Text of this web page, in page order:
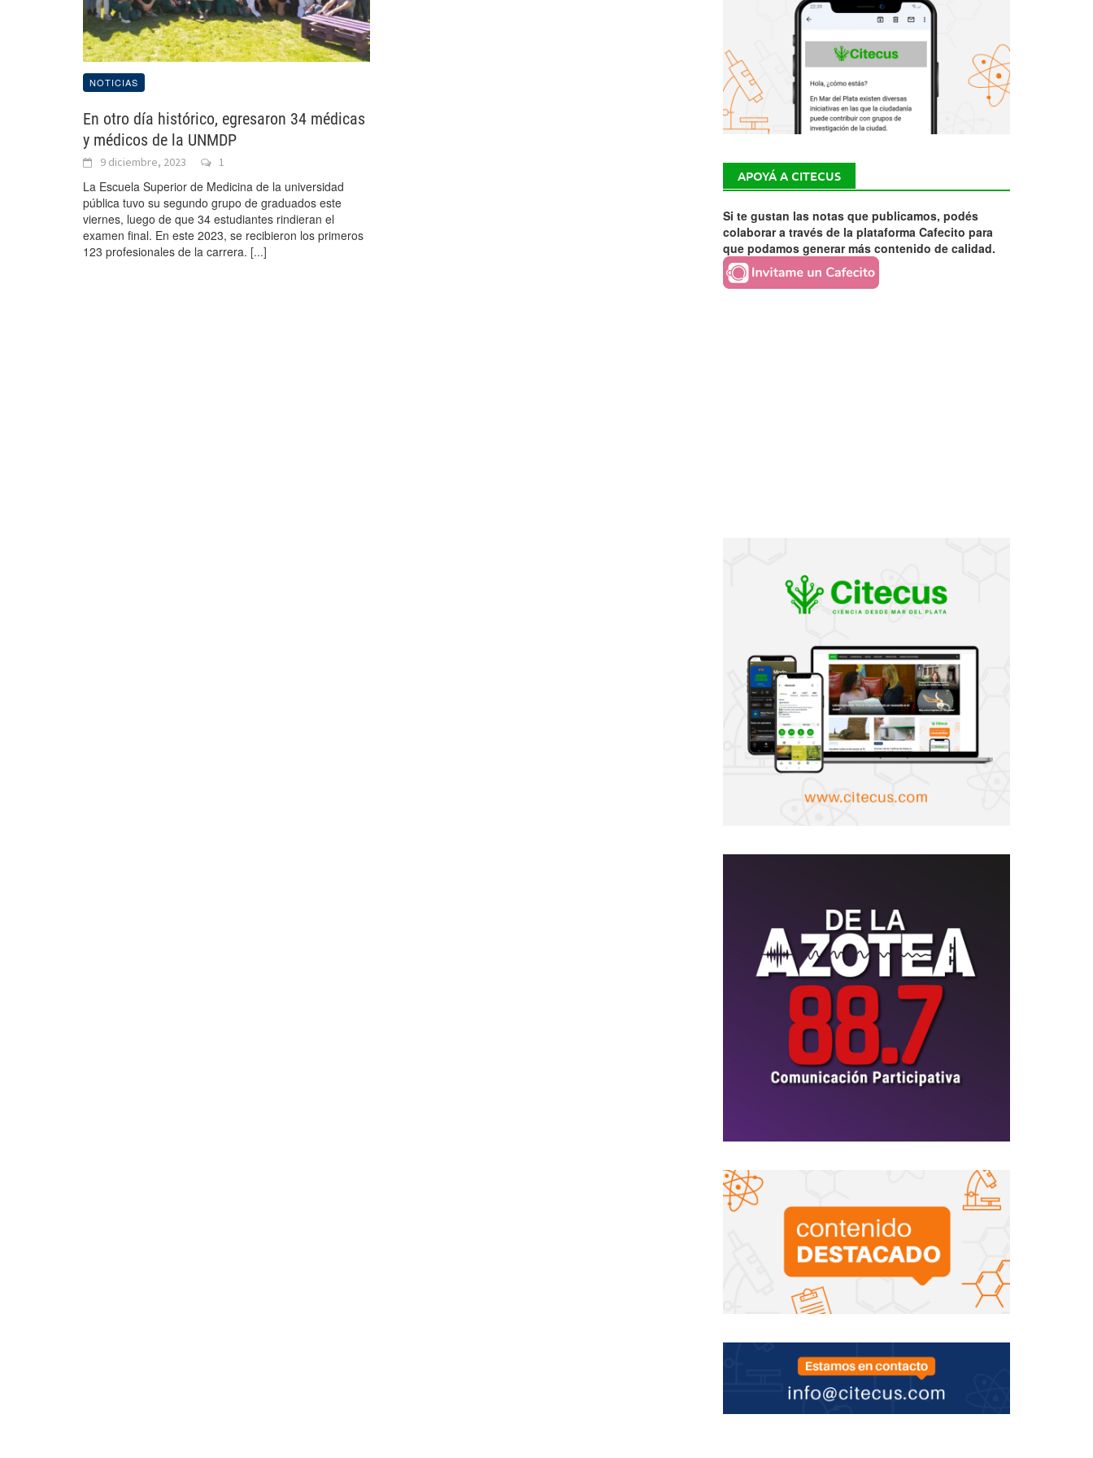
NOTICIAS
En otro día histórico, egresaron 34 médicas
y médicos de la UNMDP
9 diciembre, 2023 1
La Escuela Superior de Medicina de la universidad
pública tuvo su segundo grupo de graduados este
viernes, luego de que 34 estudiantes rindieran el
examen final. En este 2023, se recibieron los primeros
123 profesionales de la carrera. [...]
APOYÁ A CITECUS
Si te gustan las notas que publicamos, podés
colaborar a través de la plataforma Cafecito para
que podamos generar más contenido de calidad.